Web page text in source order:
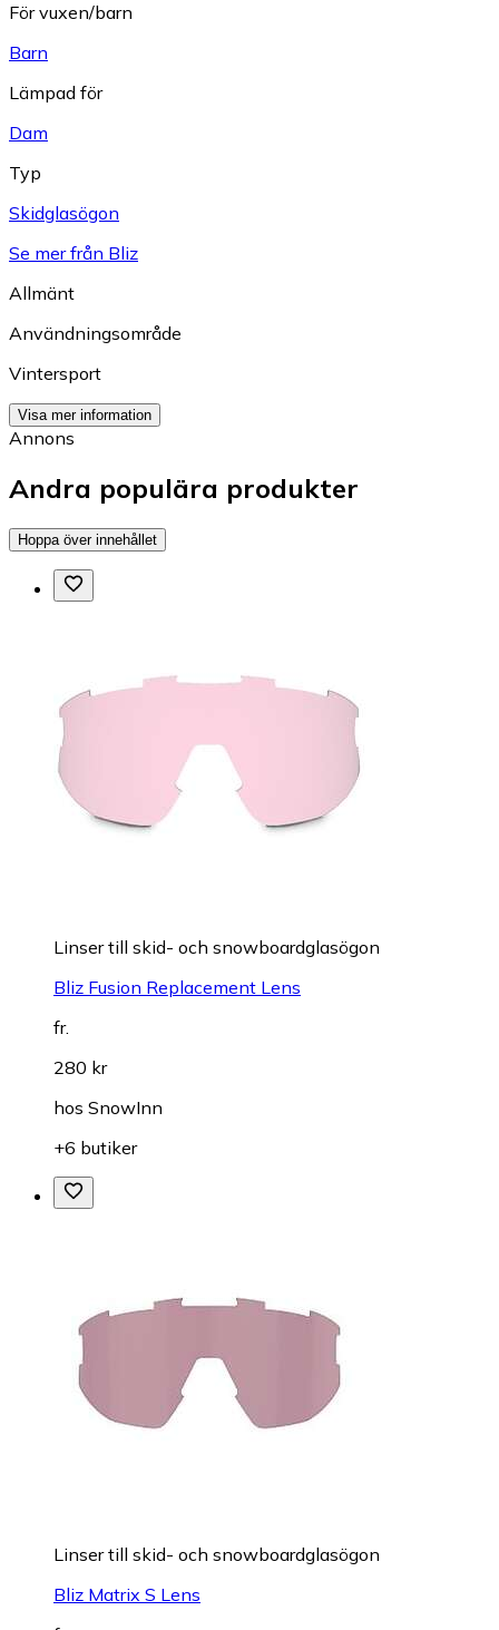
För vuxen/barn
Barn
Lämpad för
Dam
Typ
Skidglasögon
Se mer från Bliz
Allmänt
Användningsområde
Vintersport
Visa mer information
Annons
Andra populära produkter
Hoppa över innehållet
Linser till skid- och snowboardglasögon
Bliz Fusion Replacement Lens
fr.
280 kr
hos SnowInn
+6 butiker
Linser till skid- och snowboardglasögon
Bliz Matrix S Lens